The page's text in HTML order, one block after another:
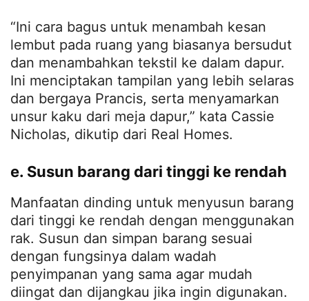
“Ini cara bagus untuk menambah kesan
lembut pada ruang yang biasanya bersudut
dan menambahkan tekstil ke dalam dapur.
Ini menciptakan tampilan yang lebih selaras
dan bergaya Prancis, serta menyamarkan
unsur kaku dari meja dapur,” kata Cassie
Nicholas, dikutip dari Real Homes.
e. Susun barang dari tinggi ke rendah
Manfaatan dinding untuk menyusun barang
dari tinggi ke rendah dengan menggunakan
rak. Susun dan simpan barang sesuai
dengan fungsinya dalam wadah
penyimpanan yang sama agar mudah
diingat dan dijangkau jika ingin digunakan.